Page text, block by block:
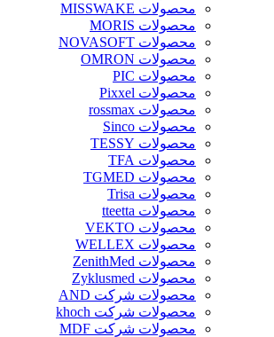
محصولات MISSWAKE
محصولات MORIS
محصولات NOVASOFT
محصولات OMRON
محصولات PIC
محصولات Pixxel
محصولات rossmax
محصولات Sinco
محصولات TESSY
محصولات TFA
محصولات TGMED
محصولات Trisa
محصولات tteetta
محصولات VEKTO
محصولات WELLEX
محصولات ZenithMed
محصولات Zyklusmed
محصولات شرکت AND
محصولات شرکت khoch
محصولات شرکت MDF